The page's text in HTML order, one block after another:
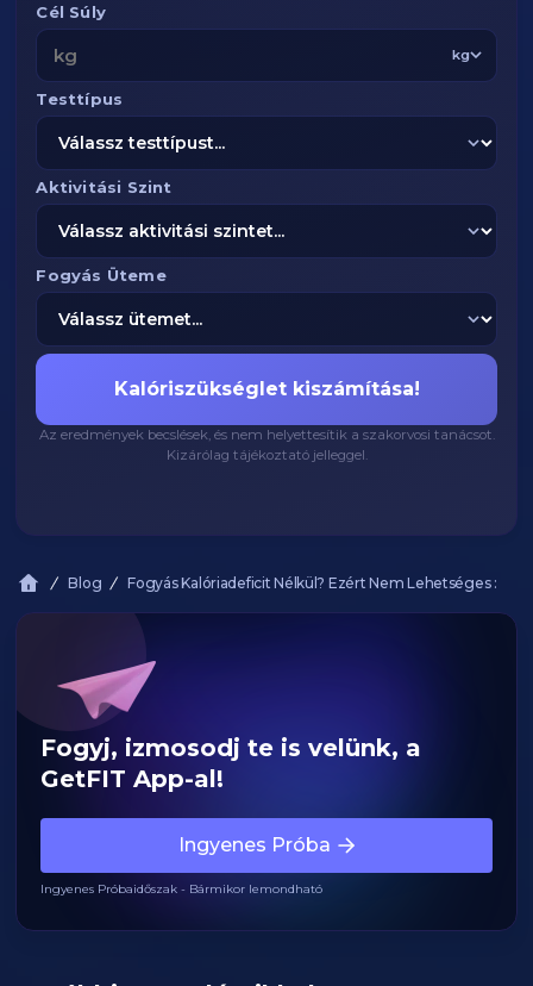
Cél Súly
kg
Testtípus
Aktivitási Szint
Fogyás Üteme
Kalóriszükséglet kiszámítása!
Az eredmények becslések, és nem helyettesítik a szakorvosi tanácsot.
Kizárólag tájékoztató jelleggel.
Blog Fogyás Kalóriadeficit Nélkül? Ezért Nem Lehetséges :
Fogyj, izmosodj te is velünk, a
GetFIT App-al!
Ingyenes Próba
Ingyenes Próbaidőszak - Bármikor lemondható